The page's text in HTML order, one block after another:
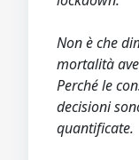
Non è che
mortalità
Perché le
decisioni
quantificate.